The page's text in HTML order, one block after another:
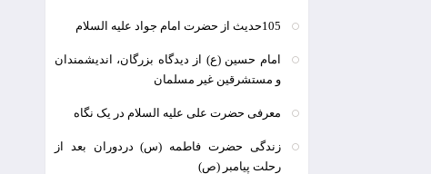
105حدیث از حضرت امام جواد علیه السلام
امام حسین (ع) از دیدگاه بزرگان، اندیشمندان
و مستشرقین غیر مسلمان
معرفی حضرت علی علیه السلام در یک نگاه
زندگی حضرت فاطمه (س) دردوران بعد از
رحلت پیامبر (ص)